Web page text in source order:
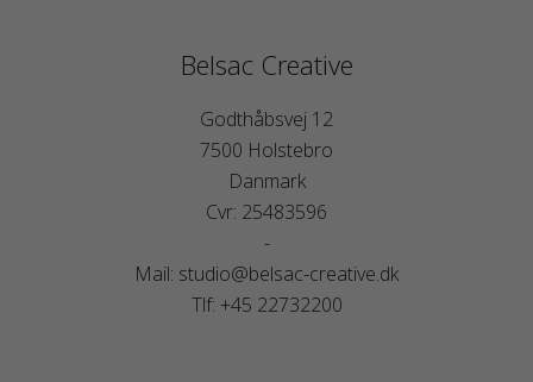
Belsac Creative
Godthåbsvej 12
7500 Holstebro
Danmark
Cvr: 25483596
-
Mail: studio@belsac-creative.dk
Tlf: +45 22732200